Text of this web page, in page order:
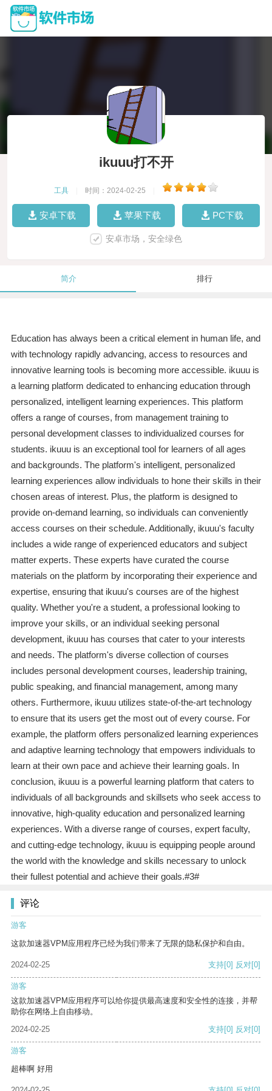
ikuuu打不开
工具 时间：2024-02-25
安卓下载 苹果下载 PC下载
安卓市场，安全绿色
简介 排行
Education has always been a critical element in human life, and
with technology rapidly advancing, access to resources and
innovative learning tools is becoming more accessible. ikuuu is
a learning platform dedicated to enhancing education through
personalized, intelligent learning experiences. This platform
offers a range of courses, from management training to
personal development classes to individualized courses for
students. ikuuu is an exceptional tool for learners of all ages
and backgrounds. The platform's intelligent, personalized
learning experiences allow individuals to hone their skills in their
chosen areas of interest. Plus, the platform is designed to
provide on-demand learning, so individuals can conveniently
access courses on their schedule. Additionally, ikuuu's faculty
includes a wide range of experienced educators and subject
matter experts. These experts have curated the course
materials on the platform by incorporating their experience and
expertise, ensuring that ikuuu's courses are of the highest
quality. Whether you're a student, a professional looking to
improve your skills, or an individual seeking personal
development, ikuuu has courses that cater to your interests
and needs. The platform's diverse collection of courses
includes personal development courses, leadership training,
public speaking, and financial management, among many
others. Furthermore, ikuuu utilizes state-of-the-art technology
to ensure that its users get the most out of every course. For
example, the platform offers personalized learning experiences
and adaptive learning technology that empowers individuals to
learn at their own pace and achieve their learning goals. In
conclusion, ikuuu is a powerful learning platform that caters to
individuals of all backgrounds and skillsets who seek access to
innovative, high-quality education and personalized learning
experiences. With a diverse range of courses, expert faculty,
and cutting-edge technology, ikuuu is equipping people around
the world with the knowledge and skills necessary to unlock
their fullest potential and achieve their goals.#3#
评论
游客
这款加速器VPM应用程序已经为我们带来了无限的隐私保护和自由。
2024-02-25 支持[0] 反对[0]
游客
这款加速器VPM应用程序可以给你提供最高速度和安全性的连接，并帮
助你在网络上自由移动。
2024-02-25
支持[0] 反对[0]
游客
超棒啊 好用